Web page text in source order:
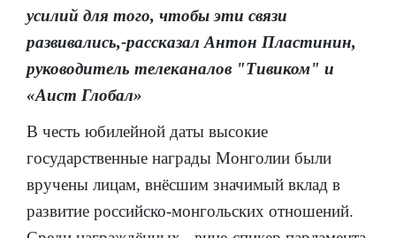
усилий для того, чтобы эти связи
развивались,-рассказал Антон Пластинин,
руководитель телеканалов "Тивиком" и
«Аист Глобал»
В честь юбилейной даты высокие
государственные награды Монголии были
вручены лицам, внёсшим значимый вклад в
развитие российско-монгольских отношений.